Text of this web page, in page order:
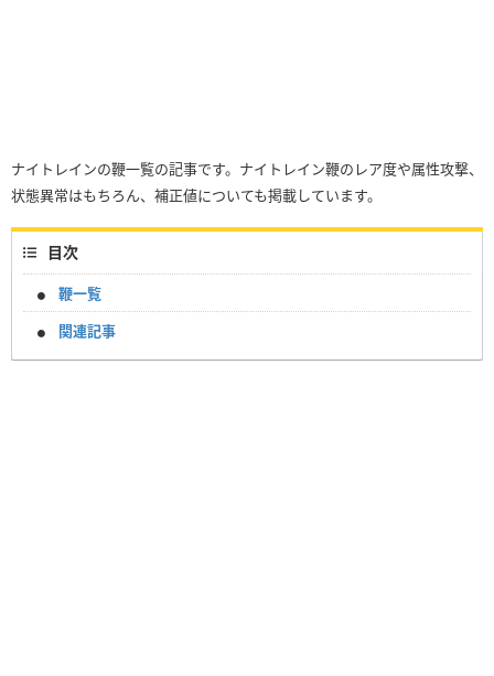
ナイトレインの鞭一覧の記事です。ナイトレイン鞭のレア度や属性攻撃、
状態異常はもちろん、補正値についても掲載しています。
目次
鞭一覧
関連記事